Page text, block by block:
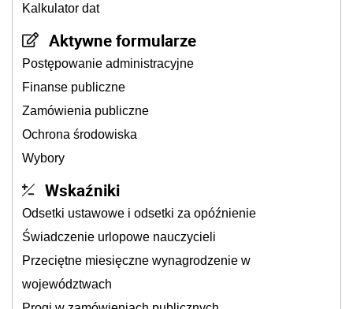
Kalkulator dat
Aktywne formularze
Postępowanie administracyjne
Finanse publiczne
Zamówienia publiczne
Ochrona środowiska
Wybory
Wskaźniki
Odsetki ustawowe i odsetki za opóźnienie
Świadczenie urlopowe nauczycieli
Przeciętne miesięczne wynagrodzenie w
województwach